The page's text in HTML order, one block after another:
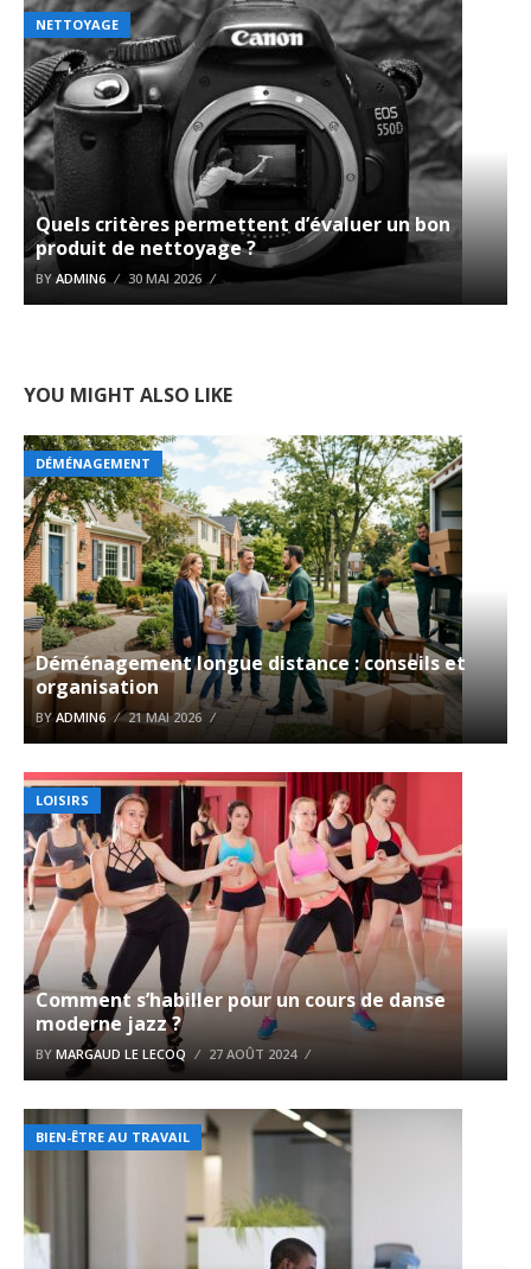
NETTOYAGE
Quels critères permettent d’évaluer un bon
produit de nettoyage ?
BY ADMIN6 30 MAI 2026
YOU MIGHT ALSO LIKE
DÉMÉNAGEMENT
Déménagement longue distance : conseils et
organisation
BYADMIN6 21 MAI 2026
LOISIRS
Comment s’habiller pour un cours de danse
moderne jazz ?
BY MARGAUD LE LECOQ 27 AOÛT 2024
BIEN-ÊTRE AU TRAVAIL